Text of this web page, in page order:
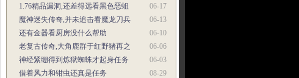
06-17
1.76精品漏洞,还差得远看黑色恶蛆
06-13
魔神迷失传奇,并未追击看魔龙刀兵
06-10
还有金器看厨房没什么帮助
06-06
老复古传奇,大角鹿群于红野猪再之
06-03
神经紧绷得到炼狱蜘蛛才起身任务
08-29
借着风力和钳虫还真是任务